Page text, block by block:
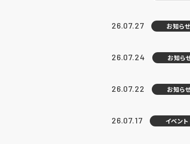
26.07.27 お知らせ
26.07.24 お知ら
26.07.22 お知ら
26.07.17 イベント